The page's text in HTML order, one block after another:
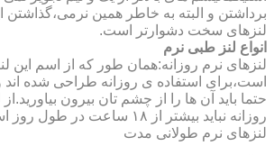
برداشتن و البته به خاطر همین نرمی،گذاشتن
لنزهای سخت دشوارتر است.
انواع لنز طبی نرم
لنزهای نرم روزانه:همان طور که از اسم
است،برای استفاده ی روزانه طراحی شده
حتما باید آن ها را از چشم تان بیرون
روزانه نباید بیشتر از ۱۸ ساعت در طول روز استفاده کنید.
لنزهای نرم طولانی مدت